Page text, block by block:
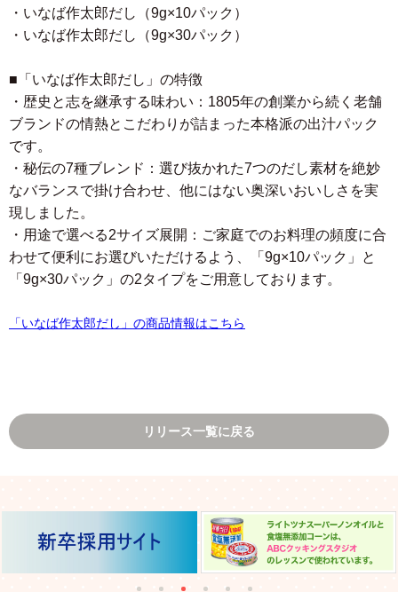
・いなば作太郎だし（9g×10パック）
・いなば作太郎だし（9g×30パック）
■「いなば作太郎だし」の特徴
・歴史と志を継承する味わい：1805年の創業から続く老舗
ブランドの情熱とこだわりが詰まった本格派の出汁パック
です。
・秘伝の7種ブレンド：選び抜かれた7つのだし素材を絶妙
なバランスで掛け合わせ、他にはない奥深いおいしさを実
現しました。
・用途で選べる2サイズ展開：ご家庭でのお料理の頻度に合
わせて便利にお選びいただけるよう、「9g×10パック」と
「9g×30パック」の2タイプをご用意しております。
「いなば作太郎だし」の商品情報はこちら
リリース一覧に戻る